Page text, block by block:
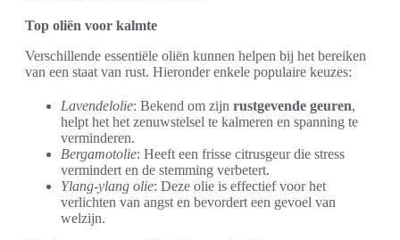
Top oliën voor kalmte
Verschillende essentiële oliën kunnen helpen bij het bereiken
van een staat van rust. Hieronder enkele populaire keuzes:
Lavendelolie: Bekend om zijn rustgevende geuren,
helpt het het zenuwstelsel te kalmeren en spanning te
verminderen.
Bergamotolie: Heeft een frisse citrusgeur die stress
vermindert en de stemming verbetert.
Ylang-ylang olie: Deze olie is effectief voor het
verlichten van angst en bevordert een gevoel van
welzijn.